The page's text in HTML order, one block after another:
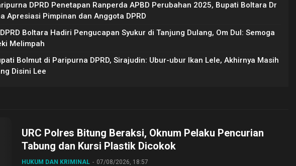
DPRD Penetapan Ranperda APBD Perubahan 2025, Bupati Boltara Dr
Apresiasi Pimpinan dan Anggota DPRD
Boltara Hadiri Pengucapan Syukur di Tanjung Dulang, Om Dul: Semoga
Melimpah
Bolmut di Paripurna DPRD, Sirajudin: Ubur-ubur Ikan Lele, Akhirnya Masih
Disini Lee
URC Polres Bitung Beraksi, Oknum Pelaku Pencurian
Tabung dan Kursi Plastik Dicokok
HUKUM DAN KRIMINAL 07/08/2026, 18:57